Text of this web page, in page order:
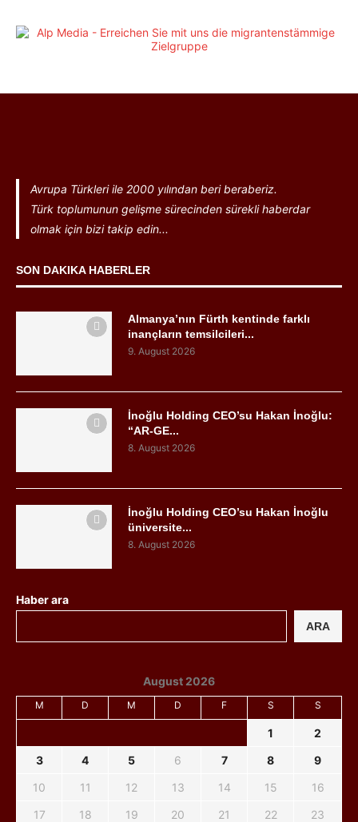
Avrupa Türkleri ile 2000 yılından beri beraberiz.
Türk toplumunun gelişme sürecinden sürekli haberdar
olmak için bizi takip edin...
SON DAKIKA HABERLER
Almanya’nın Fürth kentinde farklı
inançların temsilcileri...
9. August 2026
İnoğlu Holding CEO’su Hakan İnoğlu:
“AR-GE...
8. August 2026
İnoğlu Holding CEO’su Hakan İnoğlu
üniversite...
8. August 2026
Haber ara
ARA
August 2026
M D M D F S S
1
2
3
4 5 6 7 8
9
10
11 12 13 14 15
16
17
18 19 20 21 22 23